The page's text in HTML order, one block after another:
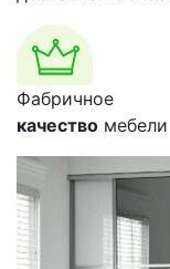
Фабричное
качество мебели